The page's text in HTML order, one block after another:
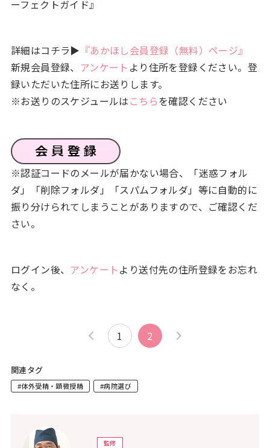
ーフェクトガイド』
詳細はコチラ▶ 『あかほし会員登録（無料）ページ』
新規会員登録、 アンケート より住所を登録ください。登
録いただいた住所にお送りします。
※お送りのスケジュールは こちらを確認ください
※認証コードのメールが届かない場合、「迷惑フォル
ダ」「削除フォルダ」「スパムフォルダ」等に自動的に
振り分けられてしまうことがありますので、ご確認くだ
さい。
ログイン後、 アンケートより送付先の住所登録をお忘れ
なく。
1 2
関連タグ
#体外受精・顕微授精 #病院選び
監修